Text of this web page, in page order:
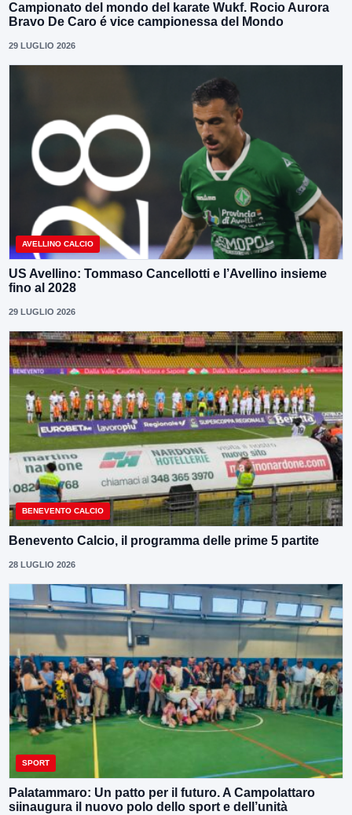
Campionato del mondo del karate Wukf. Rocio Aurora
Bravo De Caro é vice campionessa del Mondo
29 LUGLIO 2026
AVELLINO CALCIO
US Avellino: Tommaso Cancellotti e l’Avellino insieme
fino al 2028
29 LUGLIO 2026
BENEVENTO CALCIO
Benevento Calcio, il programma delle prime 5 partite
28 LUGLIO 2026
SPORT
Palatammaro: Un patto per il futuro. A Campolattaro
siinaugura il nuovo polo dello sport e dell’unità